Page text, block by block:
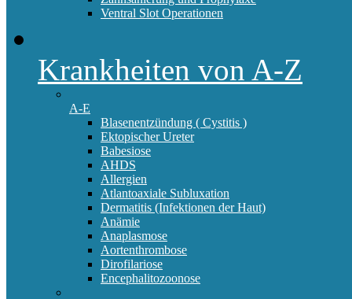
Ventral Slot Operationen
Krankheiten von A-Z
A-E
Blasenentzündung ( Cystitis )
Ektopischer Ureter
Babesiose
AHDS
Allergien
Atlantoaxiale Subluxation
Dermatitis (Infektionen der Haut)
Anämie
Anaplasmose
Aortenthrombose
Dirofilariose
Encephalitozoonose